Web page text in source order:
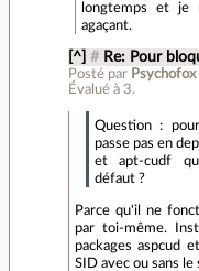
longtemps et je
agaçant.
[^] # Re: Pour
Posté par Psychofox
Évalué à 3.
Question :
passe pas en
et apt-cudf
défaut ?
Parce qu'il ne
par toi-même.
packages aspcud
SID avec ou sans le